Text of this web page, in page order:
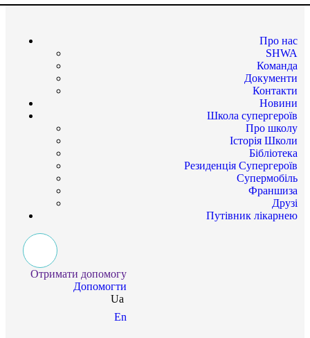
Про нас
SHWA
Команда
Документи
Контакти
Новини
Школа супергероїв
Про школу
Історія Школи
Бібліотека
Резиденція Супергероїв
Супермобіль
Франшиза
Друзі
Путівник лікарнею
Отримати допомогу
Допомогти
Ua
En